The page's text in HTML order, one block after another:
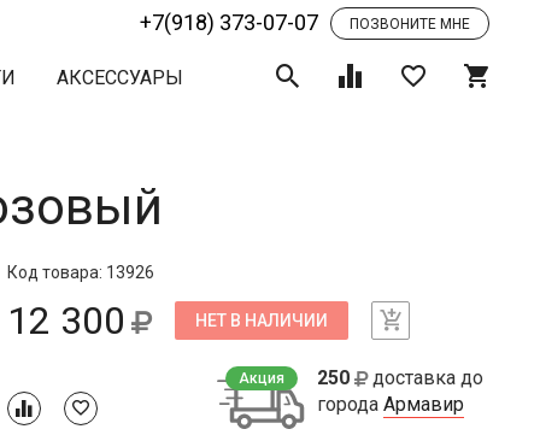
+7(918) 373-07-07 ПОЗВОНИТЕ МНЕ
АКСЕССУАРЫ
Код товара: 13926
12 300 НЕТ В НАЛИЧИИ
Акция 250
доставка до
города Армавир